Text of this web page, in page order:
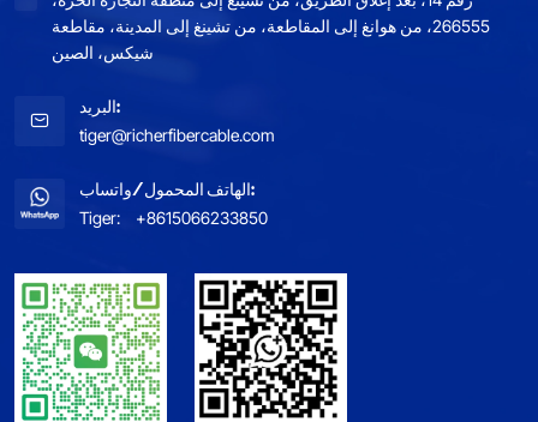
266555، من هوانغ إلى المقاطعة، من تشينغ إلى المدينة، مقاطعة
شيكس، الصين
البريد:
tiger@richerfibercable.com
الهاتف المحمول/واتساب:
Tiger:
+8615066233850